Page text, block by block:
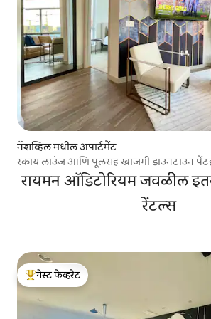
नॅशव्हिल मधील अपार्टमेंट
स्काय लाउंज आणि पूलसह खाजगी डाउनटाउन
रायमन ऑडिटोरियम जवळील
रेंटल्स
टॉप गेस्ट फेव्हरेट
गेस्ट फेव्हरेट